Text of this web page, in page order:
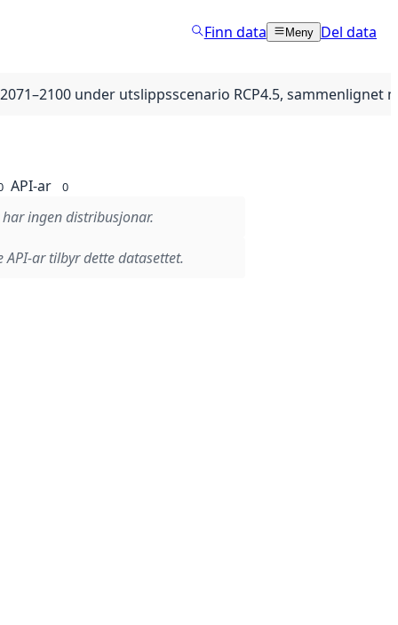
Finn data Meny Del data
under utslippsscenario RCP4.5, sammenlignet
API-ar 0
ingen distribusjonar.
API-ar tilbyr dette datasettet.